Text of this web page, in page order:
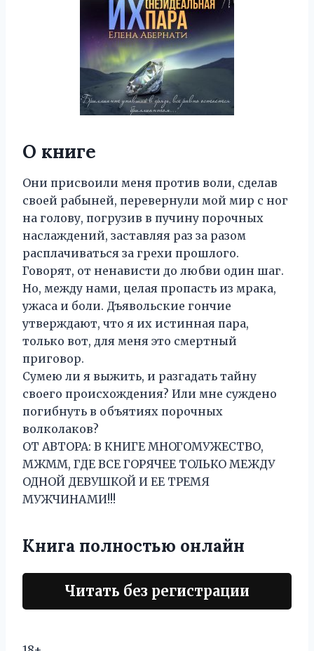
О книге
Они присвоили меня против воли, сделав
своей рабыней, перевернули мой мир с ног
на голову, погрузив в пучину порочных
наслаждений, заставляя раз за разом
расплачиваться за грехи прошлого.
Говорят, от ненависти до любви один шаг.
Но, между нами, целая пропасть из мрака,
ужаса и боли. Дъявольские гончие
утверждают, что я их истинная пара,
только вот, для меня это смертный
приговор.
Сумею ли я выжить, и разгадать тайну
своего происхождения? Или мне суждено
погибнуть в объятиях порочных
волколаков?
ОТ АВТОРА: В КНИГЕ МНОГОМУЖЕСТВО,
МЖММ, ГДЕ ВСЕ ГОРЯЧЕЕ ТОЛЬКО МЕЖДУ
ОДНОЙ ДЕВУШКОЙ И ЕЕ ТРЕМЯ
МУЖЧИНАМИ!!!
Книга полностью онлайн
Читать без регистрации